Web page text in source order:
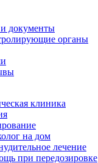
документы
органы
клиника
на дом
лечение
при передозировке